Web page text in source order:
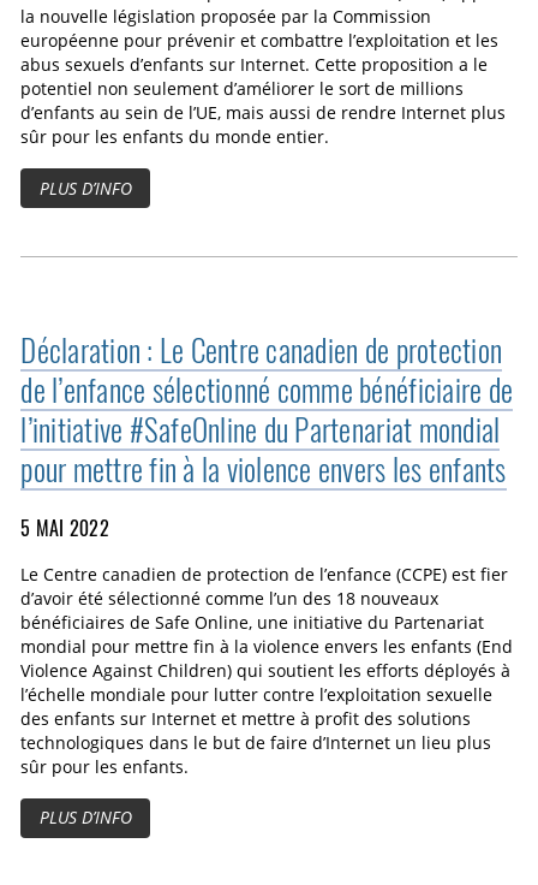
la nouvelle législation proposée par la Commission
européenne pour prévenir et combattre l’exploitation et les
abus sexuels d’enfants sur Internet. Cette proposition a le
potentiel non seulement d’améliorer le sort de millions
d’enfants au sein de l’UE, mais aussi de rendre Internet plus
sûr pour les enfants du monde entier.
PLUS D’INFO
Déclaration : Le Centre canadien de protection
de l’enfance sélectionné comme bénéficiaire de
l’initiative #SafeOnline du Partenariat mondial
pour mettre fin à la violence envers les enfants
5 MAI 2022
Le Centre canadien de protection de l’enfance (CCPE) est fier
d’avoir été sélectionné comme l’un des 18 nouveaux
bénéficiaires de Safe Online, une initiative du Partenariat
mondial pour mettre fin à la violence envers les enfants (End
Violence Against Children) qui soutient les efforts déployés à
l’échelle mondiale pour lutter contre l’exploitation sexuelle
des enfants sur Internet et mettre à profit des solutions
technologiques dans le but de faire d’Internet un lieu plus
sûr pour les enfants.
PLUS D’INFO